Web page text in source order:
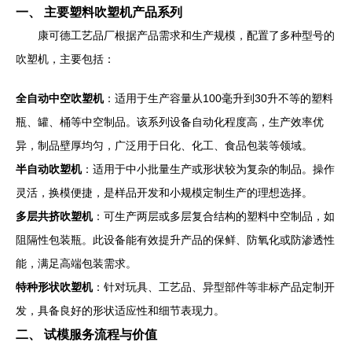
一、 主要塑料吹塑机产品系列
康可德工艺品厂根据产品需求和生产规模，配置了多种型号的
吹塑机，主要包括：
全自动中空吹塑机：适用于生产容量从100毫升到30升不等的塑料
瓶、罐、桶等中空制品。该系列设备自动化程度高，生产效率优
异，制品壁厚均匀，广泛用于日化、化工、食品包装等领域。
半自动吹塑机：适用于中小批量生产或形状较为复杂的制品。操作
灵活，换模便捷，是样品开发和小规模定制生产的理想选择。
多层共挤吹塑机：可生产两层或多层复合结构的塑料中空制品，如
阻隔性包装瓶。此设备能有效提升产品的保鲜、防氧化或防渗透性
能，满足高端包装需求。
特种形状吹塑机：针对玩具、工艺品、异型部件等非标产品定制开
发，具备良好的形状适应性和细节表现力。
二、 试模服务流程与价值